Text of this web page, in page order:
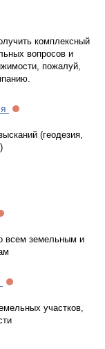
комплексный
вопросов и
пожалуй,
(геодезия,
всем земельным и
участков,